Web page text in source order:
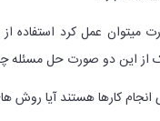
میتوان عمل کرد استفاده
از این دو صورت حل
انجام کارها هستند آیا